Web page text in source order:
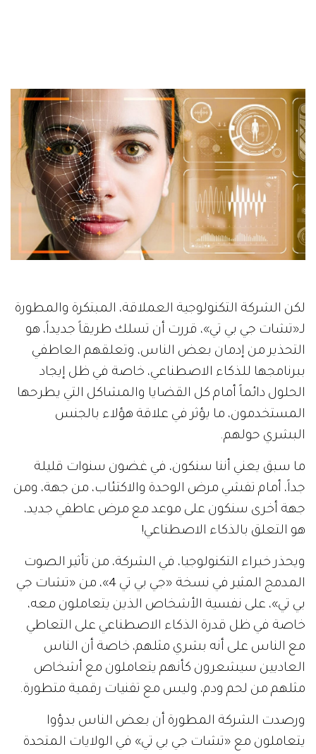
لكن الشركة التكنولوجية العملاقة، المبتكرة والمطورة
لـ«تشات جي بي تي»، قررت أن تسلك طريقاً جديداً، هو
التحذير من إدمان بعض الناس، وتعلقهم العاطفي
ببرنامجها للذكاء الاصطناعي، خاصة في ظل إيجاد
الحلول دائماً أمام كل القضايا والمشاكل التي يطرحها
المستخدمون، ما يؤثر في علاقة هؤلاء بالجنس
البشري حولهم.
ما سبق يعني أننا سنكون، في غضون سنوات قليلة
جداً، أمام تفشي مرض الوحدة والاكتئاب، من جهة، ومن
جهة أخرى سنكون على موعد مع مرض عاطفي جديد،
هو التعلق بالذكاء الاصطناعي!
ويحذر خبراء التكنولوجيا، في الشركة، من تأثير الصوت
المدمج المثير في نسخة «جي بي تي 4»، من «تشات جي
بي تي»، على نفسية الأشخاص الذين يتعاملون معه،
خاصة في ظل قدرة الذكاء الاصطناعي على التعاطي
مع الناس على أنه بشري مثلهم، خاصة أن الناس
العاديين سيشعرون كأنهم يتعاملون مع أشخاص
مثلهم من لحم ودم، وليس مع تقنيات رقمية متطورة.
ورصدت الشركة المطورة أن بعض الناس بدؤوا
يتعاملون مع «تشات جي بي تي» في الولايات المتحدة